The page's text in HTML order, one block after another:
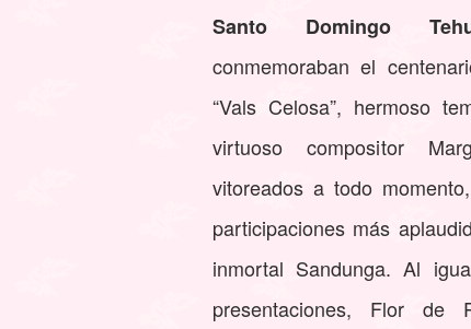
Santo Domingo
conmemoraban el
“Vals Celosa”, hermoso
virtuoso compositor
vitoreados a todo
participaciones más
inmortal Sandunga. Al
presentaciones, Flor